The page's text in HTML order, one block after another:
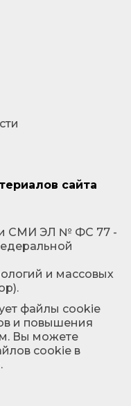
сайта
СМИ ЭЛ № ФС 77 -
и массовых
файлы cookie
и повышения
Вы можете
cookie в